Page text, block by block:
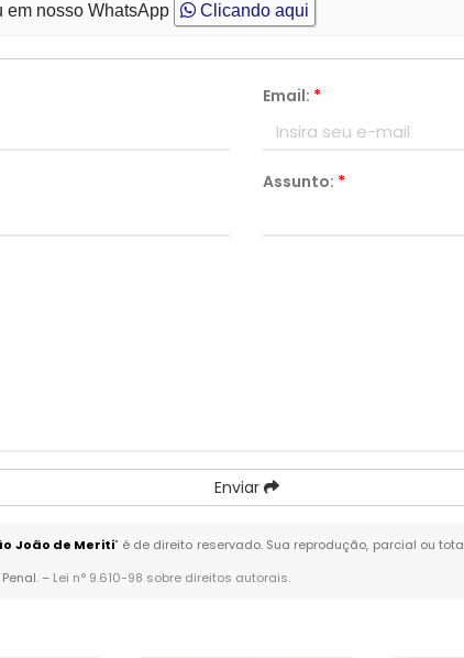
em nosso WhatsApp Clicando aqui
Email: *
Assunto: *
Enviar
João de Meriti" é de direito reservado. Sua reprodução, parcial ou
– Lei n° 9.610-98 sobre direitos autorais.